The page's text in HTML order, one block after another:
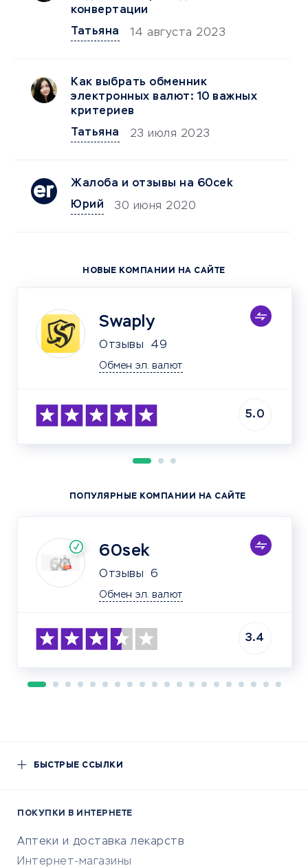
конвертации
Татьяна
14 августа 2023
Как выбрать обменник
электронных валют: 10 важных
критериев
Татьяна
23 июля 2023
Жалоба и отзывы на 60cek
Юрий
30 июня 2020
НОВЫЕ КОМПАНИИ НА САЙТЕ
Swaply
Отзывы 49
Обмен эл. валют
5.0
ПОПУЛЯРНЫЕ КОМПАНИИ НА САЙТЕ
60sek
Отзывы 6
Обмен эл. валют
3.4
БЫСТРЫЕ ССЫЛКИ
ПОКУПКИ В ИНТЕРНЕТЕ
Аптеки и доставка лекарств
Интернет-магазины